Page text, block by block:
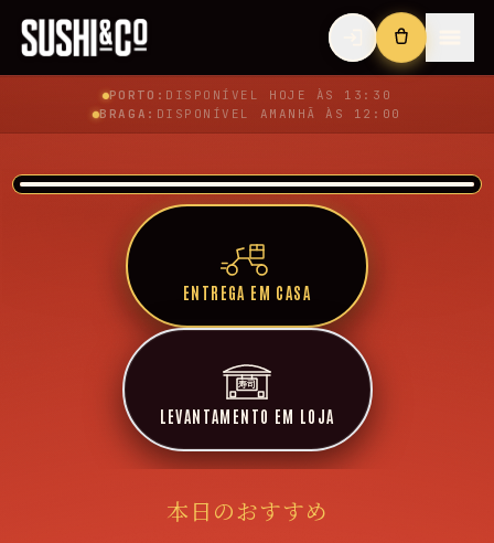
PORTO: DISPONÍVEL HOJE ÀS 13:30
BRAGA: DISPONÍVEL AMANHÃ ÀS 12:00
SUSHI & CO. — SUSHI DELIVERY PORTO E BRAGA
PROMOÇÃO DO MÊS VÁLIDA ATÉ 31/08
EM ENCOMENDAS IGUAIS OU SUPERIORES A 35€
PROMOÇÃO DE AGOSTO: HOT26
Utiliza o código e leva um Hot Filadélfia por nossa
ENTREGA EM CASA
寿司
LEVANTAMENTO EM LOJA
本日のおすすめ